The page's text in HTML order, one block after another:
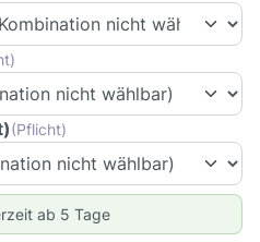
(Pflicht)
ab 5 Tage